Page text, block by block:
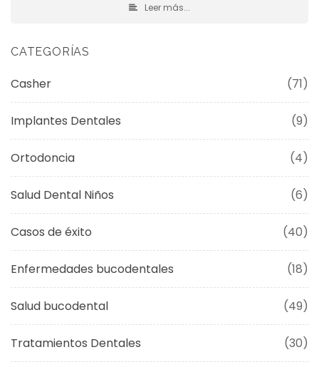
Leer más...
CATEGORÍAS
Casher (71)
Implantes Dentales (9)
Ortodoncia (4)
Salud Dental Niños (6)
Casos de éxito (40)
Enfermedades bucodentales (18)
Salud bucodental (49)
Tratamientos Dentales (30)